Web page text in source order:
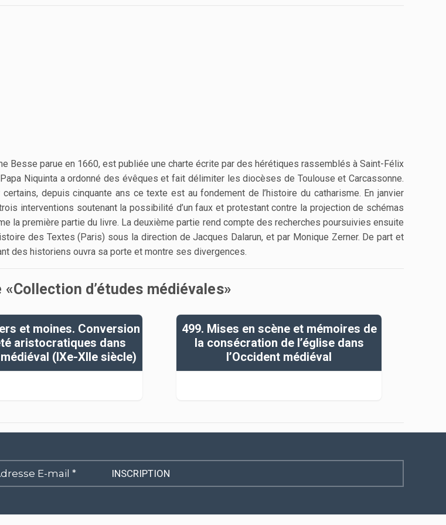
Besse parue en 1660, est publiée une charte écrite par des hérétiques rassemblés à Saint-Félix
Niquinta a ordonné des évêques et fait délimiter les diocèses de Toulouse et Carcassonne.
depuis cinquante ans ce texte est au fondement de l’histoire du catharisme. En janvier
interventions soutenant la possibilité d’un faux et protestant contre la projection de schémas
la première partie du livre. La deuxième partie rend compte des recherches poursuivies ensuite
des Textes (Paris) sous la direction de Jacques Dalarun, et par Monique Zerner. De part et
des historiens ouvra sa porte et montre ses divergences.
d’études médiévales»
et moines. Conversion
aristocratiques dans
(IXe-XIIe siècle)
499. Mises en scène et mémoires de
la consécration de l’église dans
l’Occident médiéval